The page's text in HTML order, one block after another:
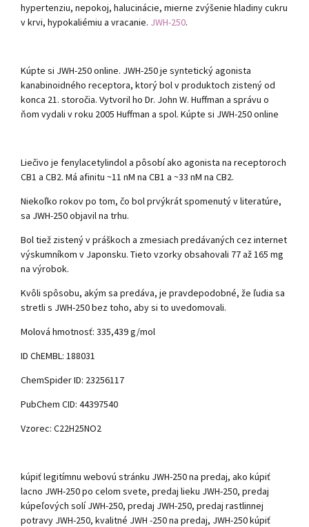
hypertenziu, nepokoj, halucinácie, mierne zvýšenie hladiny cukru
v krvi, hypokaliémiu a vracanie. JWH-250.
Kúpte si JWH-250 online. JWH-250 je syntetický agonista
kanabinoidného receptora, ktorý bol v produktoch zistený od
konca 21. storočia. Vytvoril ho Dr. John W. Huffman a správu o
ňom vydali v roku 2005 Huffman a spol. Kúpte si JWH-250 online
Liečivo je fenylacetylindol a pôsobí ako agonista na receptoroch
CB1 a CB2. Má afinitu ~11 nM na CB1 a ~33 nM na CB2.
Niekoľko rokov po tom, čo bol prvýkrát spomenutý v literatúre,
sa JWH-250 objavil na trhu.
Bol tiež zistený v práškoch a zmesiach predávaných cez internet
výskumníkom v Japonsku. Tieto vzorky obsahovali 77 až 165 mg
na výrobok.
Kvôli spôsobu, akým sa predáva, je pravdepodobné, že ľudia sa
stretli s JWH-250 bez toho, aby si to uvedomovali.
Molová hmotnosť: 335,439 g/mol
ID ChEMBL: 188031
ChemSpider ID: 23256117
PubChem CID: 44397540
Vzorec: C22H25NO2
kúpiť legitímnu webovú stránku JWH-250 na predaj, ako kúpiť
lacno JWH-250 po celom svete, predaj lieku JWH-250, predaj
kúpeľových solí JWH-250, predaj JWH-250, predaj rastlinnej
potravy JWH-250, kvalitné JWH -250 na predaj, JWH-250 kúpiť